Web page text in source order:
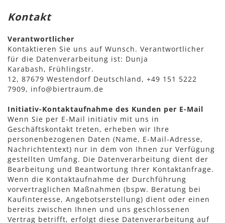
Kontakt
Verantwortlicher
Kontaktieren Sie uns auf Wunsch. Verantwortlicher
für die Datenverarbeitung ist: Dunja
Karabash, Frühlingstr.
12, 87679 Westendorf Deutschland, +49 151 5222
7909, info@biertraum.de
Initiativ-Kontaktaufnahme des Kunden per E-Mail
Wenn Sie per E-Mail initiativ mit uns in
Geschäftskontakt treten, erheben wir Ihre
personenbezogenen Daten (Name, E-Mail-Adresse,
Nachrichtentext) nur in dem von Ihnen zur Verfügung
gestellten Umfang. Die Datenverarbeitung dient der
Bearbeitung und Beantwortung Ihrer Kontaktanfrage.
Wenn die Kontaktaufnahme der Durchführung
vorvertraglichen Maßnahmen (bspw. Beratung bei
Kaufinteresse, Angebotserstellung) dient oder einen
bereits zwischen Ihnen und uns geschlossenen
Vertrag betrifft, erfolgt diese Datenverarbeitung auf